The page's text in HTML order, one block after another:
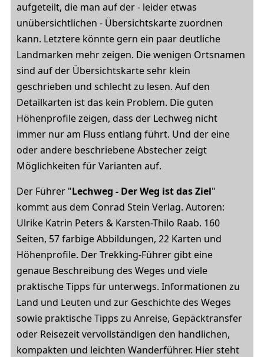
aufgeteilt, die man auf der - leider etwas
unübersichtlichen - Übersichtskarte zuordnen
kann. Letztere könnte gern ein paar deutliche
Landmarken mehr zeigen. Die wenigen Ortsnamen
sind auf der Übersichtskarte sehr klein
geschrieben und schlecht zu lesen. Auf den
Detailkarten ist das kein Problem. Die guten
Höhenprofile zeigen, dass der Lechweg nicht
immer nur am Fluss entlang führt. Und der eine
oder andere beschriebene Abstecher zeigt
Möglichkeiten für Varianten auf.
Der Führer "Lechweg - Der Weg ist das Ziel"
kommt aus dem Conrad Stein Verlag. Autoren:
Ulrike Katrin Peters & Karsten-Thilo Raab. 160
Seiten, 57 farbige Abbildungen, 22 Karten und
Höhenprofile. Der Trekking-Führer gibt eine
genaue Beschreibung des Weges und viele
praktische Tipps für unterwegs. Informationen zu
Land und Leuten und zur Geschichte des Weges
sowie praktische Tipps zu Anreise, Gepäcktransfer
oder Reisezeit vervollständigen den handlichen,
kompakten und leichten Wanderführer. Hier steht